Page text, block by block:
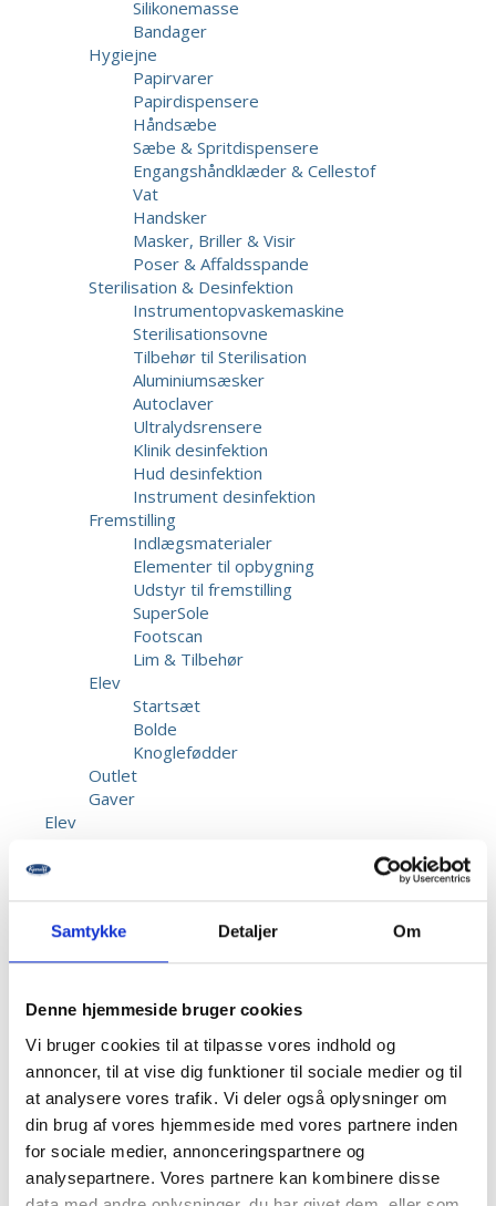
Samtykke Detaljer Om
Denne hjemmeside bruger cookies
Vi bruger cookies til at tilpasse vores indhold og
annoncer, til at vise dig funktioner til sociale medier og til
at analysere vores trafik. Vi deler også oplysninger om
din brug af vores hjemmeside med vores partnere inden
for sociale medier, annonceringspartnere og
analysepartnere. Vores partnere kan kombinere disse
Silikonemasse
Bandager
Hygiejne
Papirvarer
Papirdispensere
Håndsæbe
Sæbe & Spritdispensere
Engangshåndklæder & Cellestof
Vat
Handsker
Masker, Briller & Visir
Poser & Affaldsspande
Sterilisation & Desinfektion
Instrumentopvaskemaskine
Sterilisationsovne
Tilbehør til Sterilisation
Aluminiumsæsker
Autoclaver
Ultralydsrensere
Klinik desinfektion
Hud desinfektion
Instrument desinfektion
Fremstilling
Indlægsmaterialer
Elementer til opbygning
Udstyr til fremstilling
SuperSole
Footscan
Lim & Tilbehør
Elev
Startsæt
Bolde
Knoglefødder
Outlet
Gaver
Elev
Reparation & Service
Kalibrering af biothesiometer
Fragt & Levering
Priser
Betaling
Beskadigede forsendelser
Information
Opret bruger
Kontakt os
Dansk Fodmesse